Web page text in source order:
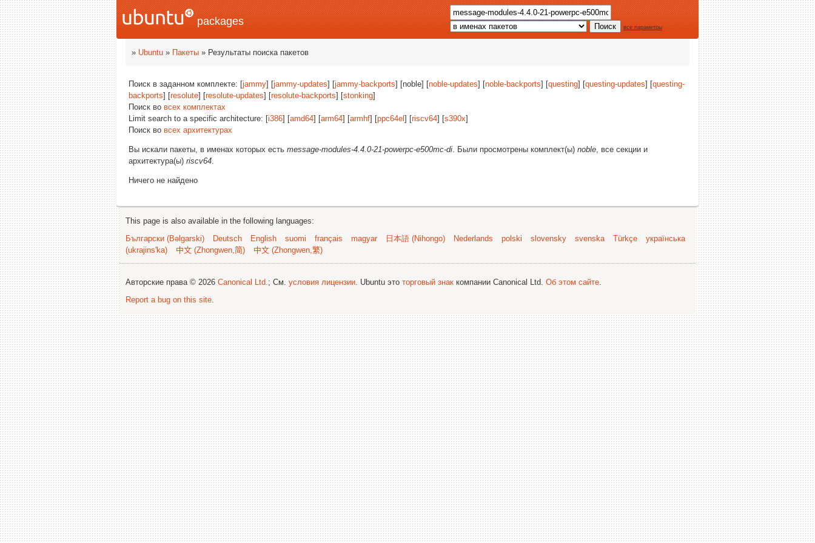
packages все параметры
» Ubuntu » Пакеты » Результаты поиска пакетов
Поиск в заданном комплекте: [jammy] [jammy-updates] [jammy-backports] [noble] [noble-updates] [noble-backports] [questing] [questing-updates] [questing-
backports] [resolute] [resolute-updates] [resolute-backports] [stonking]
Поиск во всех комплектах
Limit search to a specific architecture: [i386] [amd64] [arm64] [armhf] [ppc64el ] [riscv64] [s390x]
Поиск во всех архитектурах
Вы искали пакеты, в именах которых есть message-modules-4.4.0-21-powerpc-e500mc-di. Были просмотрены комплект(ы) noble, все секции и
архитектура(ы) riscv64.
Ничего не найдено
This page is also available in the following languages:
Български (Bəlgarski)
Deutsch English suomi français magyar 日本語 (Nihongo) Nederlands polski slovensky svenska Türkçe
українська
(ukrajins'ka)
中文 (Zhongwen,简) 中文 (Zhongwen,繁)
Авторские права © 2026 Canonical Ltd.; См. условия лицензии. Ubuntu это торговый знак компании Canonical Ltd. Об этом сайте.
Report a bug on this site.